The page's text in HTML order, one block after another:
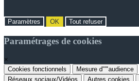
Paramètres OK Tout refuser
Paramétrages de cookies
×
Cookies fonctionnels Mesure d"'"audience
Réseaux sociaux/Vidéos
Autres cookies